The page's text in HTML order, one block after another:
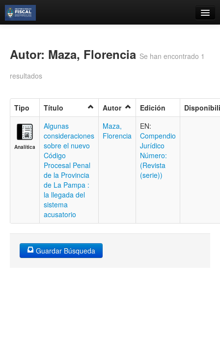
Búsqueda Avanzada
Contacto
Iniciar sesión
Autor: Maza, Florencia Se han encontrado 1
resultados
Tipo Título Autor Edición
Analítica
Algunas
consideraciones
sobre el nuevo
Código
Procesal Penal
de la Provincia
de La Pampa :
la llegada del
sistema
acusatorio
Maza,
Florencia
EN:
Compendio
Jurídico
Número:
(Revista
(serie))
Guardar Búsqueda